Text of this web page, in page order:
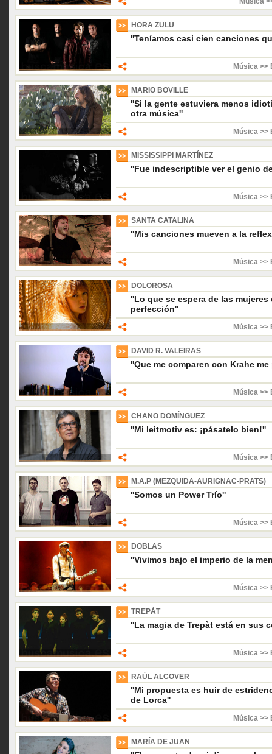
HORA ZULU
''Teníamos casi cien canciones
Música >>
MARIO BOVILLE
''Si la gente estuviera menos
otra música''
Música >>
MISSISSIPPI MARTÍNEZ
''Fue indescriptible ver el genio
Música >>
SANTA CATALINA
''Mis canciones mueven a la
Música >>
DOLOROSA
''Lo que se espera de las mujeres
perfección''
Música >>
DAVID R. VALEIRAS
''Que me comparen con Krahe
Música >>
CHANO DOMÍNGUEZ
''Mi leitmotiv es: ¡pásatelo bien!''
Música >>
M.A.P (MEZQUIDA-AURIGNAC-PRATS)
''Somos un Power Trío''
Música >>
DOBLAS
''Vivimos bajo el imperio de la
Música >>
TREPÀT
''La magia de Trepàt está en sus
Música >>
RAÚL ALCOVER
''Mi propuesta es huir de
de Lorca''
Música >>
MARÍA DE JUAN